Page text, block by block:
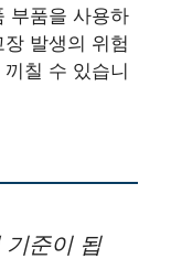
부품을 사용하
발생의 위험
칠 수 있습니
준이 됩